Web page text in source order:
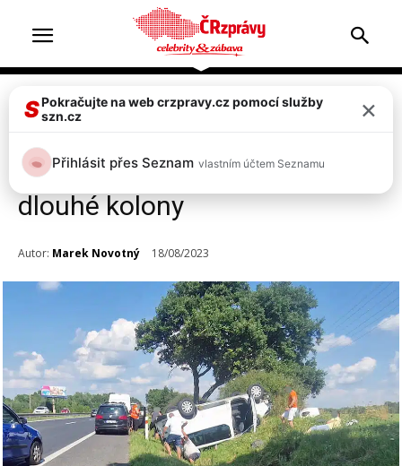
Doprava & nehody
FOTO: Na dálnici D10 se
převrátila dodávka, tvoří se
dlouhé kolony
Autor: Marek Novotný 18/08/2023
SPokračujte na web crzpravy.cz pomocí služby
szn.cz
×
Přihlásit přes Seznam vlastním účtem Seznamu